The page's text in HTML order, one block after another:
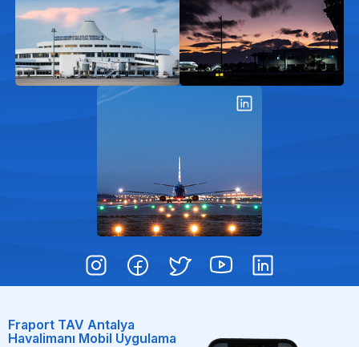
Fraport TAV Antalya
Havalimanı Mobil Uygulama